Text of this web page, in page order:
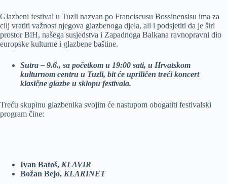
Glazbeni festival u Tuzli nazvan po Franciscusu Bossinensisu ima za
cilj vratiti važnost njegova glazbenoga djela, ali i podsjetiti da je širi
prostor BiH, našega susjedstva i Zapadnoga Balkana ravnopravni dio
europske kulturne i glazbene baštine.
Sutra – 9.6., sa početkom u 19:00 sati, u Hrvatskom
kulturnom centru u Tuzli, bit će upriličen treći koncert
klasične glazbe u sklopu festivala.
Treću skupinu glazbenika svojim će nastupom obogatiti festivalski
program čine:
Ivan Batoš, KLAVIR
Božan Bejo, KLARINET